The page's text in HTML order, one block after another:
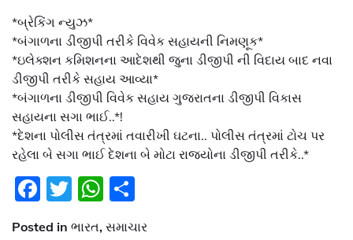
*બ્રેકિંગ ન્યુઝ*
*બંગાળના ડીજીપી તરીકે વિવેક સહાયની નિમણૂક*
*ઇલેક્શન કમિશનના આદેશથી જુના ડીજીપી ની વિદાય બાદ નવા
ડીજીપી તરીકે સહાય આવ્યા*
*બંગાળના ડીજીપી વિવેક સહાય ગુજરાતના ડીજીપી વિકાસ
સહાયના સગા ભાઈ..*!
*દેશના પોલીસ તંત્રમાં તવારીખી ઘટના.. પોલીસ તંત્રમાં ટોચ પર
રહેલા બે સગા ભાઈ દેશના બે મોટા રાજ્યોના ડીજીપી તરીકે..*
Facebook
TwitterWhatsApp
Posted in ભારત, સમાચાર